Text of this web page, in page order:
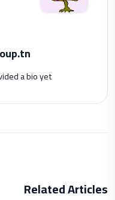
a bio yet.
Related Articles